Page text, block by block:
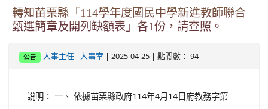
轉知苗栗縣「114學年度國民中學新進教師聯合
甄選簡章及開列缺額表」各1份，請查照。
公告 人事主任 - 人事室 | 2025-04-25 | 點閱數： 94
說明： 一、 依據苗栗縣政府114年4月14日府教務字第